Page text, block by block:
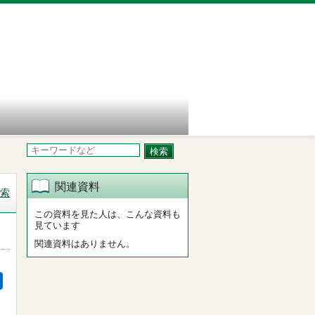
関連資料
この資料を見た人は、こんな資料も
見ています
関連資料はありません。